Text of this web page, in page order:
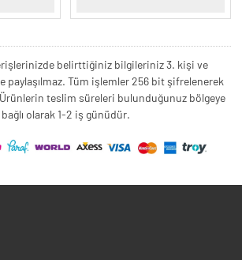
belirttiğiniz bilgileriniz 3. kişi ve
paylaşılmaz. Tüm işlemler 256 bit şifrelenerek
teslim süreleri bulunduğunuz bölgeye
bağlı olarak 1-2 iş günüdür.